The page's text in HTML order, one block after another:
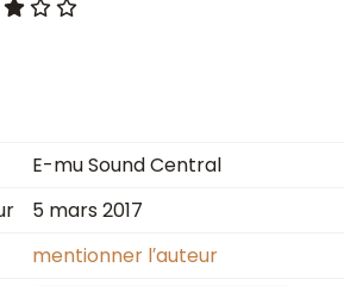
E-mu Sound Central
5 mars 2017
mentionner l′auteur